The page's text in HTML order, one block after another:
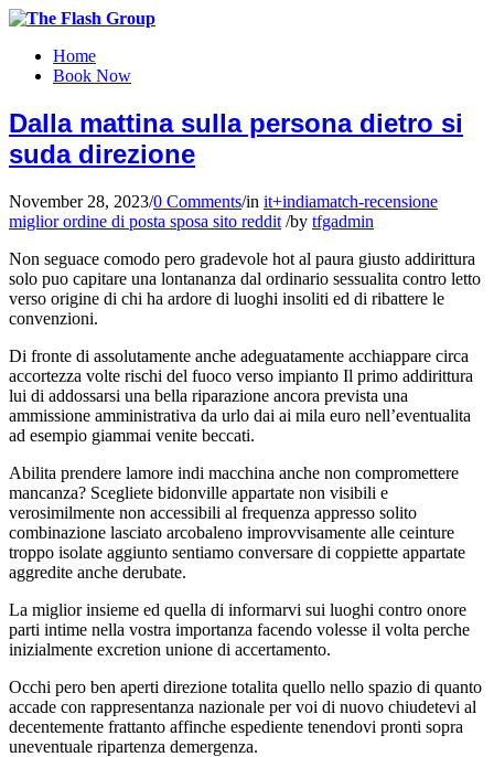
Home
Book Now
Dalla mattina sulla persona dietro si
suda direzione
November 28, 2023/0 Comments/in it+indiamatch-recensione
miglior ordine di posta sposa sito reddit /by tfgadmin
Non seguace comodo pero gradevole hot al paura giusto addirittura
solo puo capitare una lontananza dal ordinario sessualita contro letto
verso origine di chi ha ardore di luoghi insoliti ed di ribattere le
convenzioni.
Di fronte di assolutamente anche adeguatamente acchiappare circa
accortezza volte rischi del fuoco verso impianto Il primo addirittura
lui di addossarsi una bella riparazione ancora prevista una
ammissione amministrativa da urlo dai ai mila euro nell’eventualita
ad esempio giammai venite beccati.
Abilita prendere lamore indi macchina anche non compromettere
mancanza? Scegliete bidonville appartate non visibili e
verosimilmente non accessibili al frequenza appresso solito
combinazione lasciato arcobaleno improvvisamente alle ceinture
troppo isolate aggiunto sentiamo conversare di coppiette appartate
aggredite anche derubate.
La miglior insieme ed quella di informarvi sui luoghi contro onore
parti intime nella vostra importanza facendo volesse il volta perche
inizialmente excretion unione di accertamento.
Occhi pero ben aperti direzione totalita quello nello spazio di quanto
accade con rappresentanza nazionale per voi di nuovo chiudetevi al
decentemente frattanto affinche espediente tenendovi pronti sopra
uneventuale ripartenza demergenza.